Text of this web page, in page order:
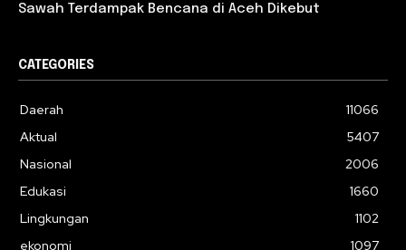
Sawah Terdampak Bencana di Aceh Dikebut
CATEGORIES
Daerah
11066
Aktual
5407
Nasional
2006
Edukasi
1660
Lingkungan
1102
ekonomi
1097